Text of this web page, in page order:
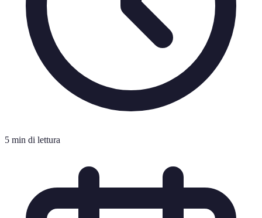
5 min di lettura